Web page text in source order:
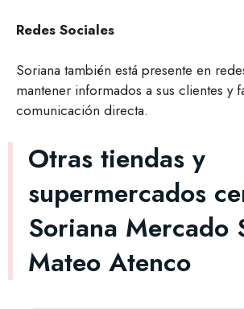
Redes Sociales
Soriana también está presente en
mantener informados a sus clientes y
comunicación directa.
Otras tiendas y
supermercados
Soriana Mercado
Mateo Atenco